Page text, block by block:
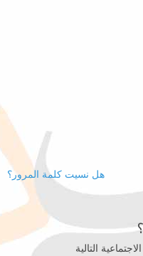
هل نسيت كلمة المرور؟
التالية